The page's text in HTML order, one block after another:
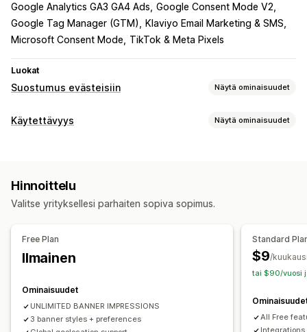
Google Analytics GA3 GA4 Ads Google Consent Mode V2
Google Tag Manager (GTM)
Klaviyo Email Marketing & SMS
Microsoft Consent Mode
TikTok & Meta Pixels
Luokat
Suostumus evästeisiin Näytä ominaisuudet
Näyttövaihtoehdot
Käännös Mobiiliresponsiivisuus
Headless-tuki
Tietosuojavaatimusten noudattaminen
Saavutettavuusvaatimusten noudattaminen
Suostumuksen vanheneminen
Tietojen hallinnointi
Käytäntöjen muodostin
Käytettävyys Näytä ominaisuudet
Lukurivi
Hinnoittelu
Valitse yrityksellesi parhaiten sopiva sopimus.
Free Plan
Ilmainen
Ominaisuudet
UNLIMITED BANNER IMPRESSIONS
3 banner styles + preferences
Standard
$9/
tai $90/vuosi
All Free